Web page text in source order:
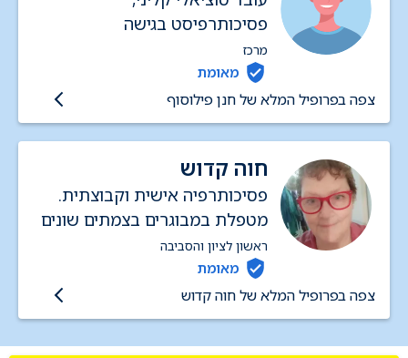
פסיכותרפיסט בגישה
פסיכו-דינאמית אנליטית
מרכז
מאומת
צפה בפרופיל המלא של חנן פילוסוף
חוה קדוש
פסיכותרפיה אישית וקבוצתית.
מטפלת במבוגרים בצמתים שונים
בחיים. משלבת בשיחה גם עבודת
גופ-נפש, מיינדפולנס ועוד שיטות
מיקוד בחוויה.
ראשון לציון והסביבה
מאומת
צפה בפרופיל המלא של חוה קדוש